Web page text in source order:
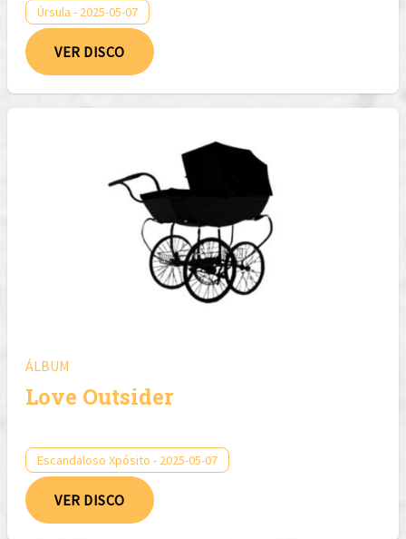
Úrsula - 2025-05-07
VER DISCO
ÁLBUM
Love Outsider
Escandaloso Xpósito - 2025-05-07
VER DISCO